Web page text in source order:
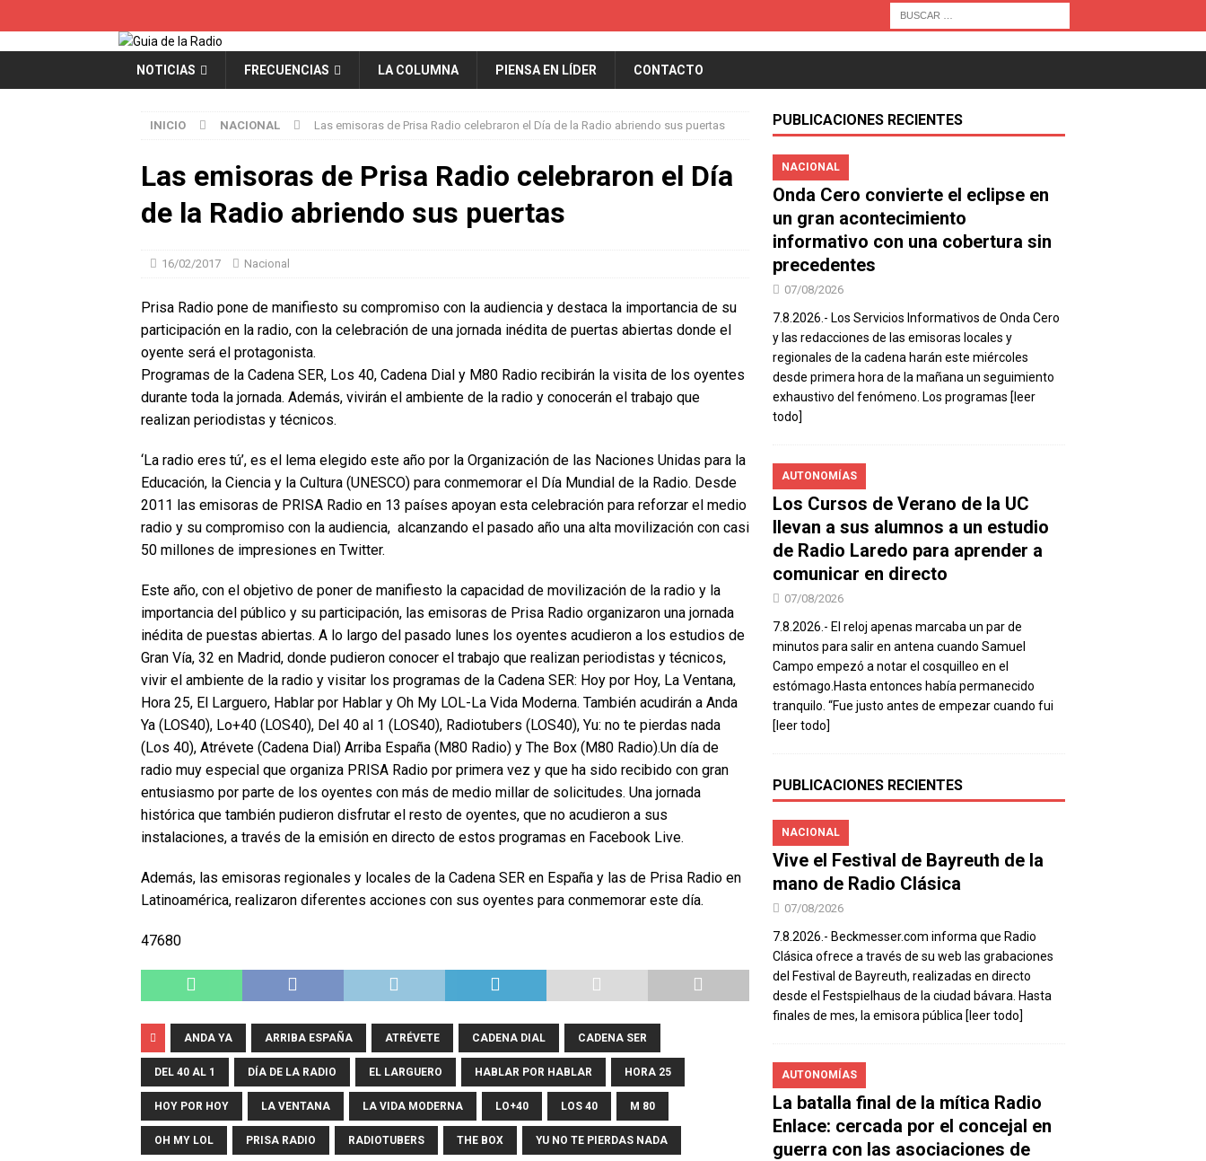
NOTICIAS FRECUENCIAS LA COLUMNA PIENSA EN LÍDER CONTACTO
INICIO NACIONAL Las emisoras de Prisa Radio celebraron el Día de la Radio abriendo sus puertas
Las emisoras de Prisa Radio celebraron el Día
de la Radio abriendo sus puertas
16/02/2017 Nacional
Prisa Radio pone de manifiesto su compromiso con la audiencia y destaca la importancia de su
participación en la radio, con la celebración de una jornada inédita de puertas abiertas donde el
oyente será el protagonista.
Programas de la Cadena SER, Los 40, Cadena Dial y M80 Radio recibirán la visita de los oyentes
durante toda la jornada. Además, vivirán el ambiente de la radio y conocerán el trabajo que
realizan periodistas y técnicos.
‘La radio eres tú’, es el lema elegido este año por la Organización de las Naciones Unidas para la
Educación, la Ciencia y la Cultura (UNESCO) para conmemorar el Día Mundial de la Radio. Desde
2011 las emisoras de PRISA Radio en 13 países apoyan esta celebración para reforzar el medio
radio y su compromiso con la audiencia, alcanzando el pasado año una alta movilización con casi
50 millones de impresiones en Twitter.
Este año, con el objetivo de poner de manifiesto la capacidad de movilización de la radio y la
importancia del público y su participación, las emisoras de Prisa Radio organizaron una jornada
inédita de puestas abiertas. A lo largo del pasado lunes los oyentes acudieron a los estudios de
Gran Vía, 32 en Madrid, donde pudieron conocer el trabajo que realizan periodistas y técnicos,
vivir el ambiente de la radio y visitar los programas de la Cadena SER: Hoy por Hoy, La Ventana,
Hora 25, El Larguero, Hablar por Hablar y Oh My LOL-La Vida Moderna. También acudirán a Anda
Ya (LOS40), Lo+40 (LOS40), Del 40 al 1 (LOS40), Radiotubers (LOS40), Yu: no te pierdas nada
(Los 40), Atrévete (Cadena Dial) Arriba España (M80 Radio) y The Box (M80 Radio).Un día de
radio muy especial que organiza PRISA Radio por primera vez y que ha sido recibido con gran
entusiasmo por parte de los oyentes con más de medio millar de solicitudes. Una jornada
histórica que también pudieron disfrutar el resto de oyentes, que no acudieron a sus
instalaciones, a través de la emisión en directo de estos programas en Facebook Live.
Además, las emisoras regionales y locales de la Cadena SER en España y las de Prisa Radio en
Latinoamérica, realizaron diferentes acciones con sus oyentes para conmemorar este día.
47680
ANDA YA ARRIBA ESPAÑA ATRÉVETE CADENA DIAL CADENA SER
DEL 40 AL 1 DÍA DE LA RADIO EL LARGUERO HABLAR POR HABLAR HORA 25
HOY POR HOY LA VENTANA LA VIDA MODERNA LO+40 LOS 40 M 80
OH MY LOL PRISA RADIO RADIOTUBERS THE BOX YU NO TE PIERDAS NADA
PUBLICACIONES RECIENTES
NACIONAL
Onda Cero convierte el eclipse en
un gran acontecimiento
informativo con una cobertura sin
precedentes
07/08/2026
7.8.2026.- Los Servicios Informativos de Onda Cero
y las redacciones de las emisoras locales y
regionales de la cadena harán este miércoles
desde primera hora de la mañana un seguimiento
exhaustivo del fenómeno. Los programas [leer
todo]
AUTONOMÍAS
Los Cursos de Verano de la UC
llevan a sus alumnos a un estudio
de Radio Laredo para aprender a
comunicar en directo
07/08/2026
7.8.2026.- El reloj apenas marcaba un par de
minutos para salir en antena cuando Samuel
Campo empezó a notar el cosquilleo en el
estómago.Hasta entonces había permanecido
tranquilo. “Fue justo antes de empezar cuando fui
[leer todo]
PUBLICACIONES RECIENTES
NACIONAL
Vive el Festival de Bayreuth de la
mano de Radio Clásica
07/08/2026
7.8.2026.- Beckmesser.com informa que Radio
Clásica ofrece a través de su web las grabaciones
del Festival de Bayreuth, realizadas en directo
desde el Festspielhaus de la ciudad bávara. Hasta
finales de mes, la emisora pública [leer todo]
AUTONOMÍAS
La batalla final de la mítica Radio
Enlace: cercada por el concejal en
guerra con las asociaciones de